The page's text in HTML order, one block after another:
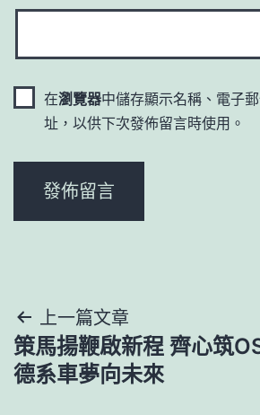
在瀏覽器中儲存顯示名稱、電子
址，以供下次發佈留言時使用。
文
章
上一篇文章
策馬揚鞭啟新程 齊心筑
德系車夢向未來